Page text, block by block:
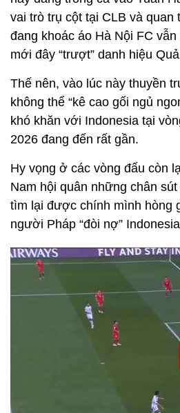
vai trò trụ cột tại CLB và quan
đang khoác áo Hà Nội FC
mới đây “trượt” danh hiệu
Thế nên, vào lúc này thuyền
không thể “kê cao gối ngủ
khó khăn với Indonesia tại
2026 đang đến rất gần.
Hy vọng ở các vòng đấu còn
Nam hội quân những chân
tìm lại được chính mình hòng
người Pháp “đòi nợ”